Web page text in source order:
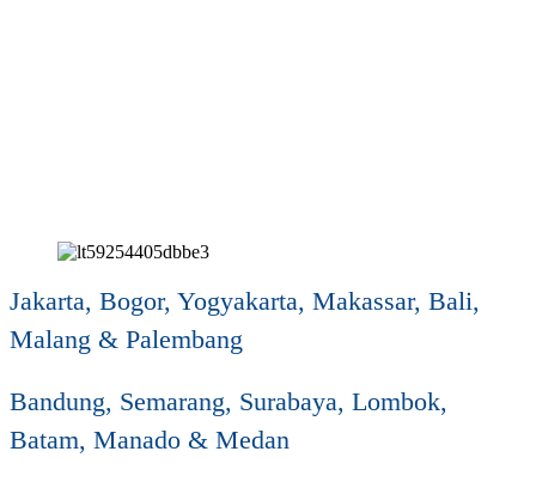
Jakarta, Bogor, Yogyakarta, Makassar, Bali,
Malang & Palembang
Bandung, Semarang, Surabaya, Lombok,
Batam, Manado & Medan